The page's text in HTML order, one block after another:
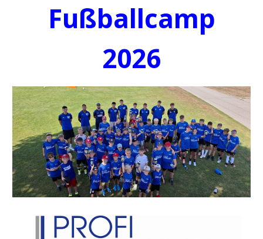
Fußballcamp
2026